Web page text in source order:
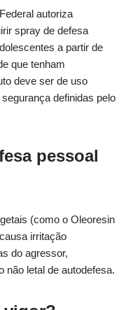
autoriza
spray de defesa
a partir de
que tenham
deve ser de uso
definidas pelo
pessoal
(como o Oleoresin
irritação
do agressor,
não letal de autodefesa.